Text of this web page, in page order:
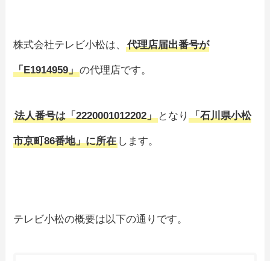
株式会社テレビ小松は、代理店届出番号が
「E1914959」の代理店です。
法人番号は「2220001012202」 となり「石川県小松
市京町86番地」に所在 します。
テレビ小松の概要は以下の通りです。